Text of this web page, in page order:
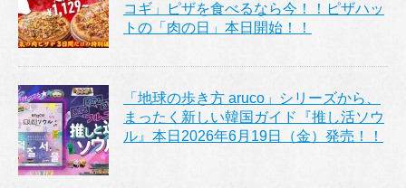
コギ」ピザを食べるなら今！！ピザハッ
トの「肉の日」本日開始！！
「地球の歩き方 aruco」シリーズから、
まったく新しい韓国ガイド『推し活ソウ
ル』本日2026年6月19日（金）発売！！